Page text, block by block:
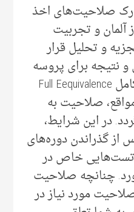
صلاحیت‌های اخذ
و تجربیت
و تحلیل قرار
نتیجه برای پروسه
ارزش‌گذاری، صلاحیت کامل Full Eequivalence
صلاحیت به
در این شرایط،
گذراندن دوره‌های
خاص در
چنانچه صلاحیت
مورد نیاز در